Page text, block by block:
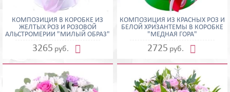
КОМПОЗИЦИЯ В КОРОБКЕ ИЗ
ЖЕЛТЫХ РОЗ И РОЗОВОЙ
АЛЬСТРОМЕРИИ "МИЛЫЙ ОБРАЗ"
3265 руб. 
КОМПОЗИЦИЯ ИЗ КРАСНЫХ РОЗ И
БЕЛОЙ ХРИЗАНТЕМЫ В КОРОБКЕ
"МЕДНАЯ ГОРА"
2725 руб. 